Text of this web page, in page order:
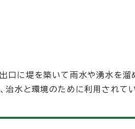
口に堤を築いて雨水や湧水を溜
治水と環境のために利用されてい